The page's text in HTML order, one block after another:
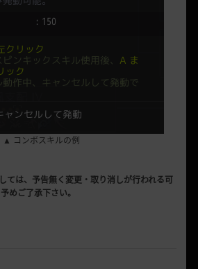
▲ コンボスキルの例
ては、予告無く変更・取り消しが行われる可
めご了承下さい。